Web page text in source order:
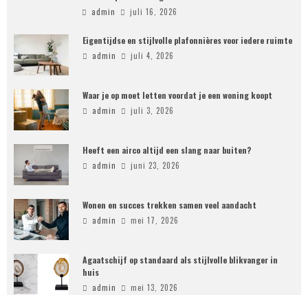
admin juli 16, 2026
Eigentijdse en stijlvolle plafonnières voor iedere ruimte
admin juli 4, 2026
Waar je op moet letten voordat je een woning koopt
admin juli 3, 2026
Heeft een airco altijd een slang naar buiten?
admin juni 23, 2026
Wonen en succes trekken samen veel aandacht
admin mei 17, 2026
Agaatschijf op standaard als stijlvolle blikvanger in
huis
admin mei 13, 2026